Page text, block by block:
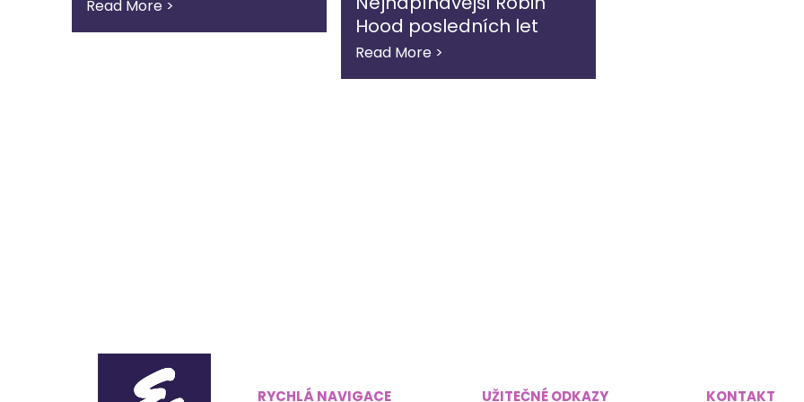
Read More >
Hood posledních let
Read More >
RYCHLÁ NAVIGACE UŽITEČNÉ ODKAZY KONTAKT